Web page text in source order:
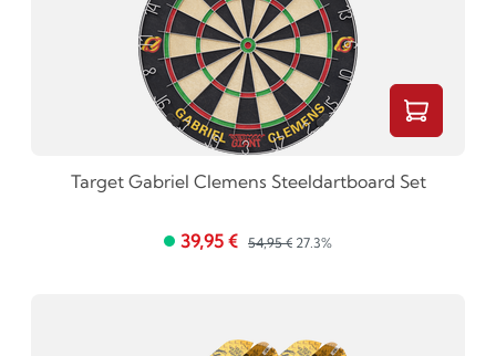
Target Gabriel Clemens Steeldartboard Set
39,95 € 54,95 € 27.3%